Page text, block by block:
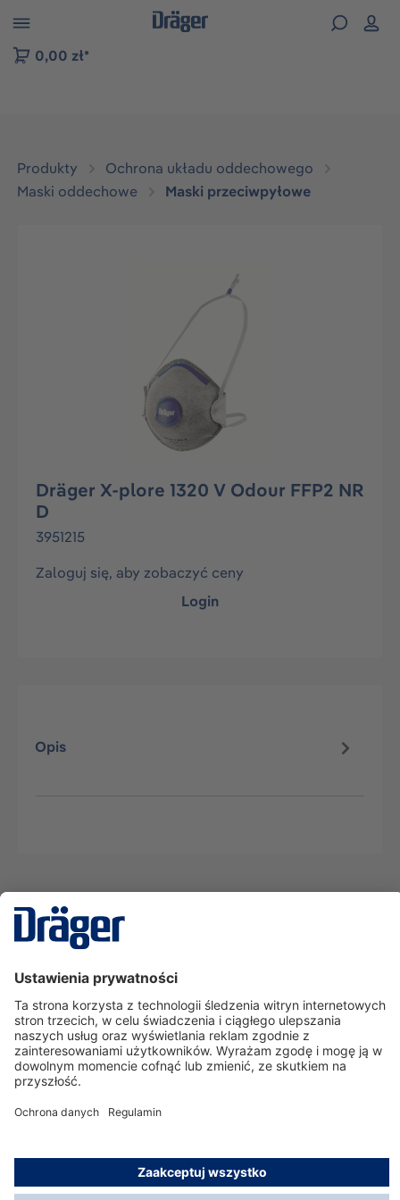
do nawigacji na platformie B2B
0,00 zł*
Produkty
Ochrona układu oddechowego
Maski oddechowe
Maski przeciwpyłowe
Dräger X-plore 1320 V Odour FFP2 NR
D
3951215
Zaloguj się, aby zobaczyć ceny
Login
Opis
Serwisowa linia hotline
O nas
Korzystanie ze sklepu
© Dräger Polska Sp. z o.o., 2025